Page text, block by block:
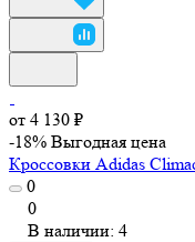
от 4 130 ₽
-18% Выгодная цена
Кроссовки Adidas
0
0
В наличии: 4